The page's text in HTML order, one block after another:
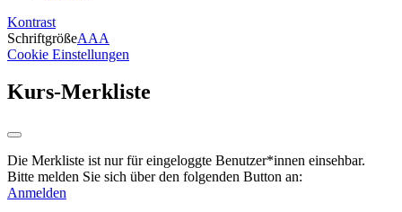
Kontrast
SchriftgrößeAAA
Cookie Einstellungen
Kurs-Merkliste
Die Merkliste ist nur für eingeloggte Benutzer*innen einsehbar.
Bitte melden Sie sich über den folgenden Button an:
Anmelden